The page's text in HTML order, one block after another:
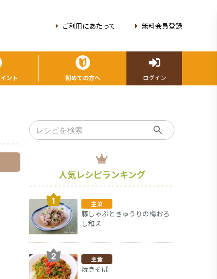
ご利用にあたって 無料会員登録
ント 初めての方へ ログイン
人気レシピランキング
主菜
豚しゃぶときゅうりの梅おろ
し和え
主食
焼きそば